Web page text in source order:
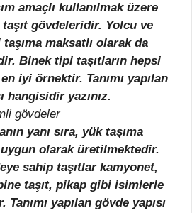
amaçlı kullanılmak üzere
taşıt gövdeleridir. Yolcu ve
maksatlı olarak da
Binek tipi taşıtların hepsi
iyi örnektir. Tanımı yapılan
hangisidir yazınız.
gövdeler
yanı sıra, yük taşıma
uygun olarak üretilmektedir.
sahip taşıtlar kamyonet,
taşıt, pikap gibi isimlerle
Tanımı yapılan gövde yapısı